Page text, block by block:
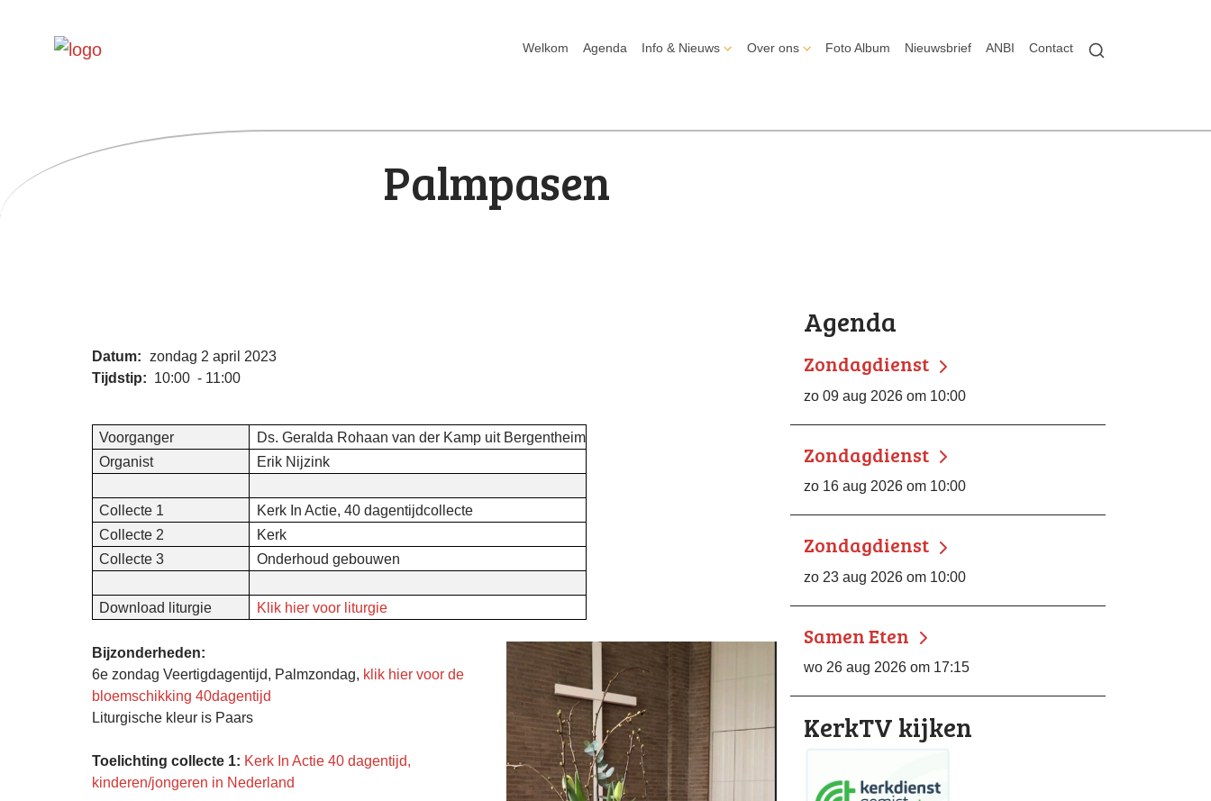
Welkom Agenda Info & Nieuws Over ons Foto Album Nieuwsbrief ANBI Contact
Palmpasen
Datum: zondag 2 april 2023
Tijdstip: 10:00 - 11:00
Voorganger
Ds. Geralda Rohaan van der Kamp uit Bergentheim
Organist
Erik Nijzink
Collecte 1
Kerk In Actie, 40 dagentijdcollecte
Collecte 2
Kerk
Collecte 3
Onderhoud gebouwen
Download liturgie Klik hier voor liturgie
Bijzonderheden:
6e zondag Veertigdagentijd, Palmzondag, klik hier voor de
bloemschikking 40dagentijd
Liturgische kleur is Paars
Toelichting collecte 1: Kerk In Actie 40 dagentijd,
kinderen/jongeren in Nederland
Agenda
Zondagdienst
zo 09 aug 2026 om 10:00
Zondagdienst
zo 16 aug 2026 om 10:00
Zondagdienst
zo 23 aug 2026 om 10:00
Samen Eten
wo 26 aug 2026 om 17:15
KerkTV kijken